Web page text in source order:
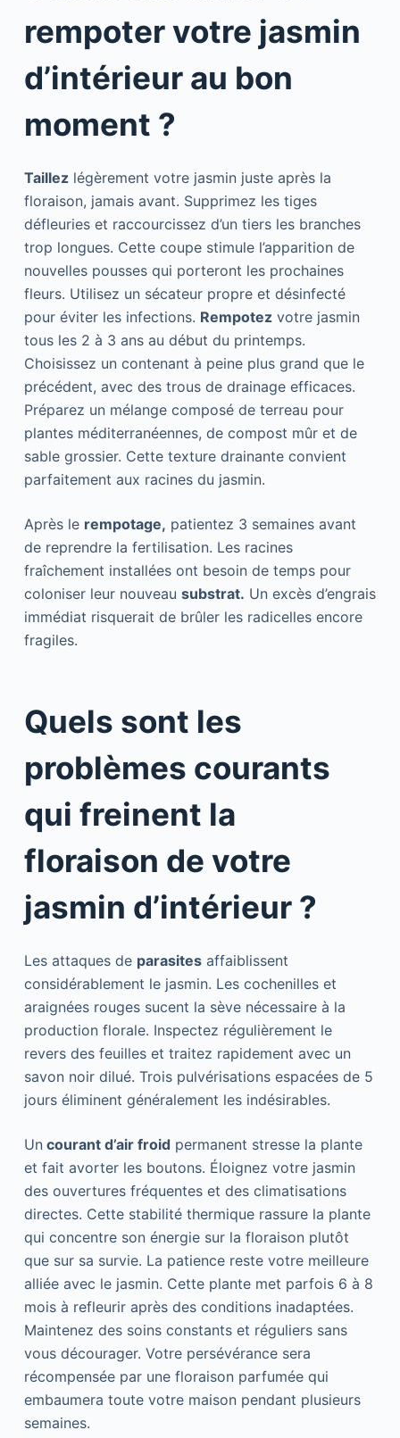
rempoter votre jasmin
d’intérieur au bon
moment ?
Taillezlégèrement votre jasmin juste après la
floraison, jamais avant. Supprimez les tiges
défleuries et raccourcissez d’un tiers les branches
trop longues. Cette coupe stimule l’apparition de
nouvelles pousses qui porteront les prochaines
fleurs. Utilisez un sécateur propre et désinfecté
pour éviter les infections. Rempotezvotre jasmin
tous les 2 à 3 ans au début du printemps.
Choisissez un contenant à peine plus grand que le
précédent, avec des trous de drainage efficaces.
Préparez un mélange composé de terreau pour
plantes méditerranéennes, de compost mûr et de
sable grossier. Cette texture drainante convient
parfaitement aux racines du jasmin.
Après le rempotage, patientez 3 semaines avant
de reprendre la fertilisation. Les racines
fraîchement installées ont besoin de temps pour
coloniser leur nouveau substrat. Un excès d’engrais
immédiat risquerait de brûler les radicelles encore
fragiles.
Quels sont les
problèmes courants
qui freinent la
floraison de votre
jasmin d’intérieur ?
Les attaques de parasitesaffaiblissent
considérablement le jasmin. Les cochenilles et
araignées rouges sucent la sève nécessaire à la
production florale. Inspectez régulièrement le
revers des feuilles et traitez rapidement avec un
savon noir dilué. Trois pulvérisations espacées de 5
jours éliminent généralement les indésirables.
Uncourant d’air froidpermanent stresse la plante
et fait avorter les boutons. Éloignez votre jasmin
des ouvertures fréquentes et des climatisations
directes. Cette stabilité thermique rassure la plante
qui concentre son énergie sur la floraison plutôt
que sur sa survie. La patience reste votre meilleure
alliée avec le jasmin. Cette plante met parfois 6 à 8
mois à refleurir après des conditions inadaptées.
Maintenez des soins constants et réguliers sans
vous décourager. Votre persévérance sera
récompensée par une floraison parfumée qui
embaumera toute votre maison pendant plusieurs
semaines.